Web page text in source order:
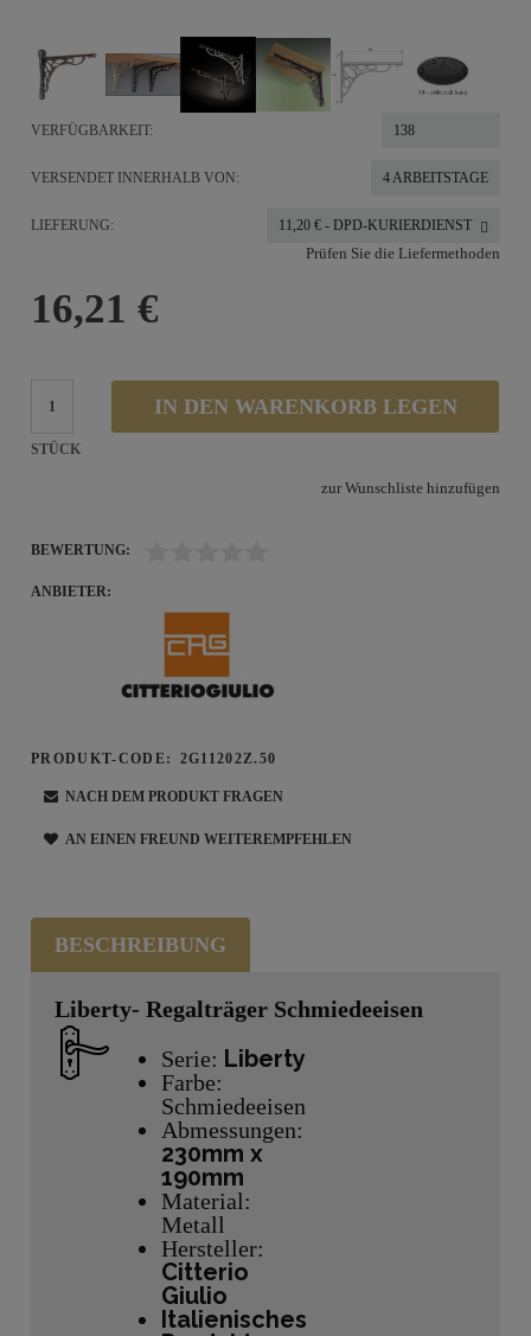
VERFÜGBARKEIT: 138
VERSENDET INNERHALB VON: 4 ARBEITSTAGE
LIEFERUNG: 11,20 € - DPD-KURIERDIENST
Prüfen Sie die Liefermethoden
16,21 €
STÜCK
IN DEN WARENKORB LEGEN
zur Wunschliste hinzufügen
BEWERTUNG:
ANBIETER:
PRODUKT-CODE: 2G11202Z.50
NACH DEM PRODUKT FRAGEN
AN EINEN FREUND WEITEREMPFEHLEN
BESCHREIBUNG
Liberty- Regalträger Schmiedeeisen
Serie: Liberty
Farbe:
Schmiedeeisen
Abmessungen:
230mm x
190mm
Material:
Metall
Hersteller:
Citterio
Giulio
Italienisches